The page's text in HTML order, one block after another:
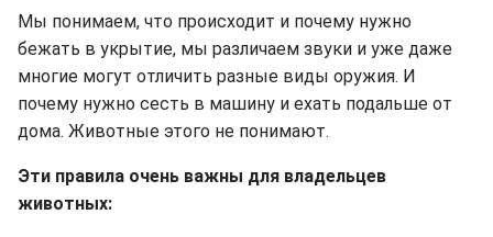
Мы понимаем, что происходит и почему нужно
бежать в укрытие, мы различаем звуки и уже даже
многие могут отличить разные виды оружия. И
почему нужно сесть в машину и ехать подальше от
дома. Животные этого не понимают.
Эти правила очень важны для владельцев
животных: